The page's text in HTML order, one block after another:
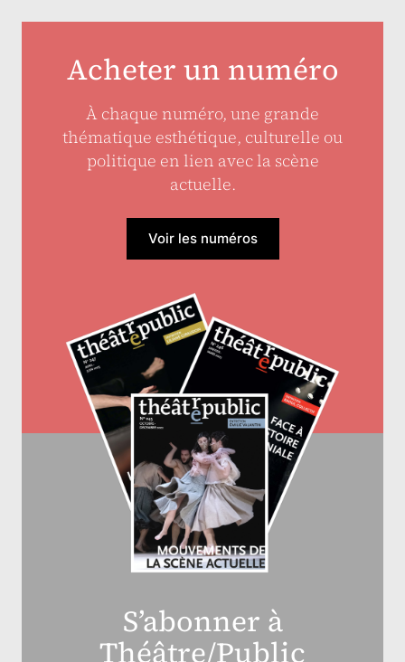
Acheter un numéro
À chaque numéro, une grande
thématique esthétique, culturelle ou
politique en lien avec la scène
actuelle.
Voir les numéros
S’abonner à
Théâtre/Public